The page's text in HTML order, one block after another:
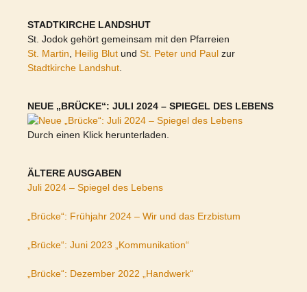
STADTKIRCHE LANDSHUT
St. Jodok gehört gemeinsam mit den Pfarreien
St. Martin
Heilig Blut und St. Peter und Paul zur
Stadtkirche Landshut
NEUE „BRÜCKE“: JULI 2024 – SPIEGEL DES LEBENS
Durch einen Klick herunterladen.
ÄLTERE AUSGABEN
Juli 2024 – Spiegel des Lebens
„Brücke“: Frühjahr 2024 – Wir und das Erzbistum
„Brücke“: Juni 2023 „Kommunikation“
„Brücke“: Dezember 2022 „Handwerk“